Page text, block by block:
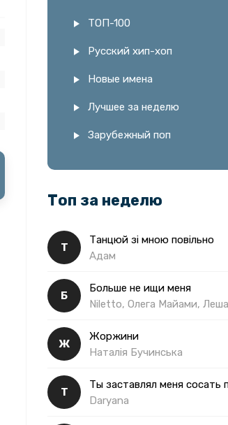
ТОП-100
Русский хип-хоп
Новые имена
Лучшее за неделю
Зарубежный поп
Топ за неделю
Т
Танцюй зі мною повільно
Адам
Б
Больше не ищи меня
Ж
Жоржини
Наталія Бучинська
Т
Daryana